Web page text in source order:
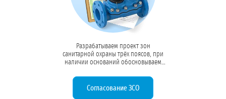
Разрабатываем проект зон
санитарной охраны трёх поясов, при
наличии оснований обосновываем
пакет документов для
Роспотребнадзора и получаем
санитарно-эпидемиологические
Согласование ЗСО